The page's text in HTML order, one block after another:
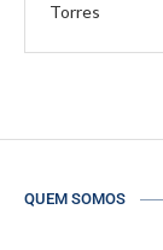
Torres
QUEM SOMOS